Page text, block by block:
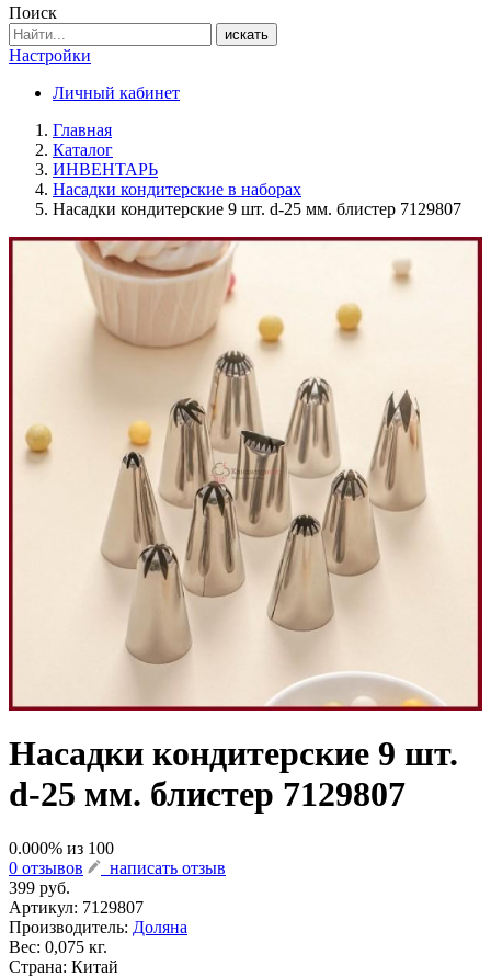
Поиск
искать
Настройки
Личный кабинет
Главная
Каталог
ИНВЕНТАРЬ
Насадки кондитерские в наборах
Насадки кондитерские 9 шт. d-25 мм. блистер 7129807
Насадки кондитерские 9 шт.
d-25 мм. блистер 7129807
0.000% из 100
0 отзывов
написать отзыв
399 руб.
Артикул: 7129807
Производитель: Доляна
Вес: 0,075 кг.
Страна: Китай